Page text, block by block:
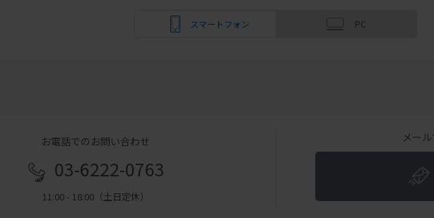
スマートフォン PC
お電話でのお問い合わせ
03-6222-0763
11:00 - 18:00（土日定休）
メー